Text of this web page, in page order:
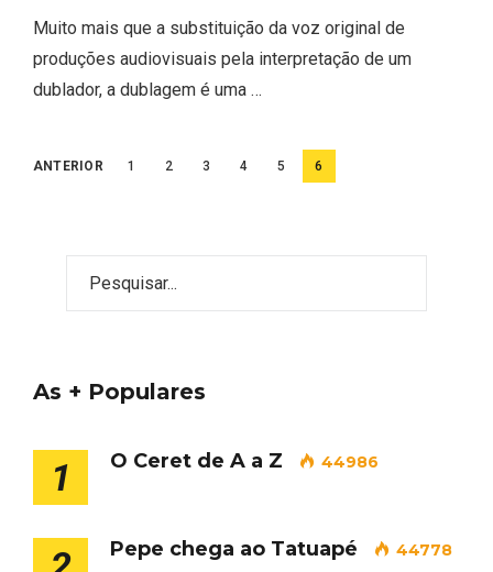
Muito mais que a substituição da voz original de
produções audiovisuais pela interpretação de um
dublador, a dublagem é uma …
Paginação
ANTERIOR 1 2 3 4 5 6
As + Populares
1 O Ceret de A a Z 44986
Pepe chega ao Tatuapé 44778